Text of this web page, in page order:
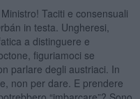
Taciti e consensuali
in testa. Ungheresi,
a distinguere e
figuriamoci se
parlare degli austriaci. In
non per dare. E prendere